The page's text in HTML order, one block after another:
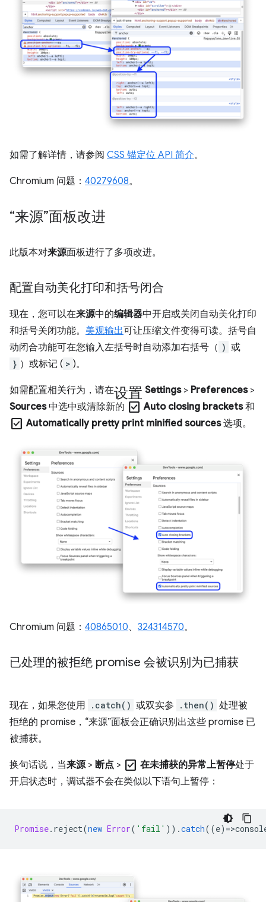
如需了解详情，请参阅 CSS 锚定位 API 简介。
Chromium 问题： 40279608。
“来源”面板改进
此版本对来源面板进行了多项改进。
配置自动美化打印和括号闭合
现在，您可以在来源中的编辑器中开启或关闭自动美化打印
和括号关闭功能。 美观输出可让压缩文件变得可读。括号自
动闭合功能可在您输入左括号时自动添加右括号（ ) 或
} ）或标记 ( > )。
如需配置相关行为，请在设置 Settings> Preferences>
Sources中选中或清除新的 check_box Auto closing brackets和
check_box Automatically pretty print minified sources选项。
Chromium 问题： 40865010、 324314570。
已处理的被拒绝 promise 会被识别为已捕获
现在，如果您使用 .catch() 或双实参 .then() 处理被
拒绝的 promise，“来源”面板会正确识别出这些 promise 已
被捕获。
换句话说，当来源> 断点 > check_box 在未捕获的异常上暂停处于
开启状态时，调试器不会在类似以下语句上暂停：
Promise. reject(new Error( 'fail' )).catch((e) =>